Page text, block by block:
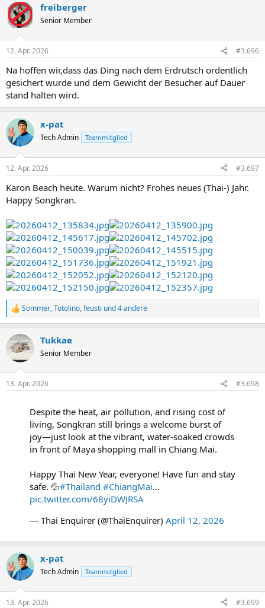
k
t
i
e
:
freiberger
Senior Member
12. Apr. 2026 #3.696
Na hoffen wir,dass das Ding nach dem Erdrutsch ordentlich
gesichert wurde und dem Gewicht der Besucher auf Dauer
stand halten wird.
x-pat
Tech Admin Teammitglied
12. Apr. 2026 #3.697
Karon Beach heute. Warum nicht? Frohes neues (Thai-) Jahr.
Happy Songkran.
R
e
k
t
i
e
Sommer,Totolino,feusti und 4 andere
Tukkae
Senior Member
13. Apr. 2026 #3.698
Despite the heat, air pollution, and rising cost of
living, Songkran still brings a welcome burst of
joy—just look at the vibrant, water-soaked crowds
in front of Maya shopping mall in Chiang Mai.
Happy Thai New Year, everyone! Have fun and stay
safe. 💦#Thailand #ChiangMai…
pic.twitter.com/68yiDWJRSA
— Thai Enquirer (@ThaiEnquirer) April 12, 2026
x-pat
Tech Admin Teammitglied
13. Apr. 2026 #3.699